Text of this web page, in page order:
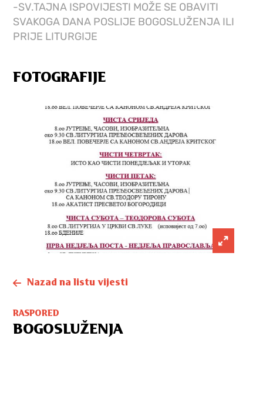
-SV.TAJNA ISPOVIJESTI MOŽE SE OBAVITI
SVAKOGA DANA POSLIJE BOGOSLUŽENJA ILI
PRIJE LITURGIJE
FOTOGRAFIJE
Nazad na listu vijesti
RASPORED
BOGOSLUŽENJA